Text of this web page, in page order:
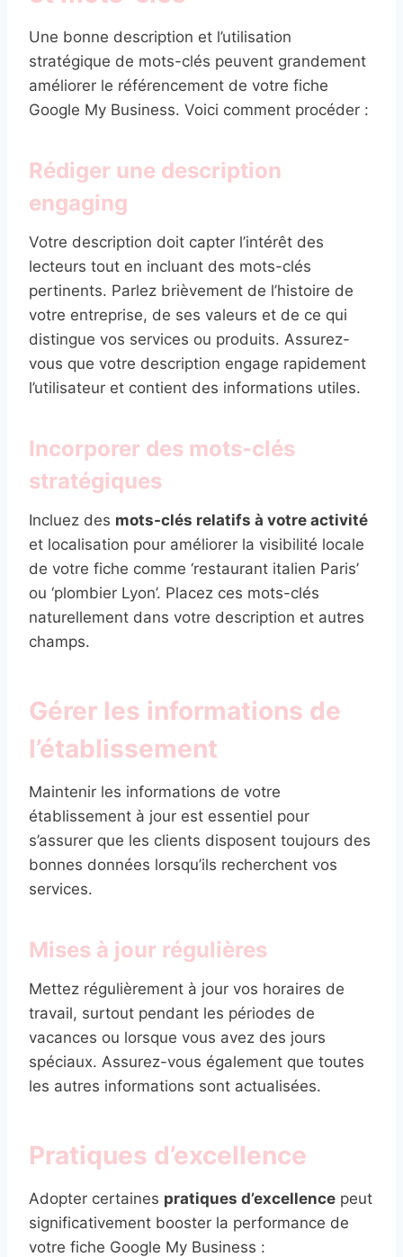
Une bonne description et l’utilisation
stratégique de mots-clés peuvent grandement
améliorer le référencement de votre fiche
Google My Business. Voici comment procéder :
Rédiger une description
engaging
Votre description doit capter l’intérêt des
lecteurs tout en incluant des mots-clés
pertinents. Parlez brièvement de l’histoire de
votre entreprise, de ses valeurs et de ce qui
distingue vos services ou produits. Assurez-
vous que votre description engage rapidement
l’utilisateur et contient des informations utiles.
Incorporer des mots-clés
stratégiques
Incluez des mots-clés relatifs à votre activité
et localisation pour améliorer la visibilité locale
de votre fiche comme ‘restaurant italien Paris’
ou ‘plombier Lyon’. Placez ces mots-clés
naturellement dans votre description et autres
champs.
Gérer les informations de
l’établissement
Maintenir les informations de votre
établissement à jour est essentiel pour
s’assurer que les clients disposent toujours des
bonnes données lorsqu’ils recherchent vos
services.
Mises à jour régulières
Mettez régulièrement à jour vos horaires de
travail, surtout pendant les périodes de
vacances ou lorsque vous avez des jours
spéciaux. Assurez-vous également que toutes
les autres informations sont actualisées.
Pratiques d’excellence
Adopter certaines pratiques d’excellence peut
significativement booster la performance de
votre fiche Google My Business :